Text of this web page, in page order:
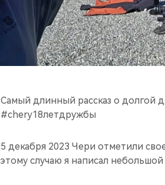
Самый длинный рассказ о долгой
#chery18летдружбы
5 декабря 2023 Чери отметили
этому случаю я написал небольшой